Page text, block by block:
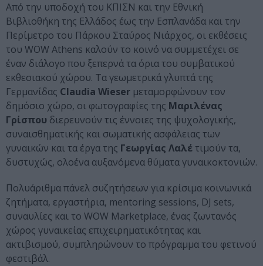
Από την υποδοχή του ΚΠΙΣΝ και την Εθνική
Βιβλιοθήκη της Ελλάδος έως την Εσπλανάδα και την
Περίμετρο του Πάρκου Σταύρος Νιάρχος, οι εκθέσεις
του WOW Athens καλούν το κοινό να συμμετέχει σε
έναν διάλογο που ξεπερνά τα όρια του συμβατικού
εκθεσιακού χώρου. Tα γεωμετρικά γλυπτά της
Γερμανίδας Claudia Wieser μεταμορφώνουν τον
δημόσιο χώρο, οι φωτογραφίες της Μαριλένας
Γρίσπου διερευνούν τις έννοιες της ψυχολογικής,
συναισθηματικής και σωματικής ασφάλειας των
γυναικών και τα έργα της Γεωργίας Λαλέ τιμούν τα,
δυστυχώς, ολοένα αυξανόμενα θύματα γυναικοκτονιών.
Πολυάριθμα πάνελ συζητήσεων για κρίσιμα κοινωνικά
ζητήματα, εργαστήρια, mentoring sessions, DJ sets,
συναυλίες και το WOW Marketplace, ένας ζωντανός
χώρος γυναικείας επιχειρηματικότητας και
ακτιβισμού, συμπληρώνουν το πρόγραμμα του φετινού
φεστιβάλ.